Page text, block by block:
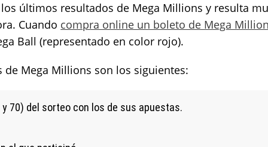
últimos resultados de Mega Millions y resulta
Cuando compra online un boleto de Mega
Ball (representado en color rojo).
Mega Millions son los siguientes:
70) del sorteo con los de sus apuestas.